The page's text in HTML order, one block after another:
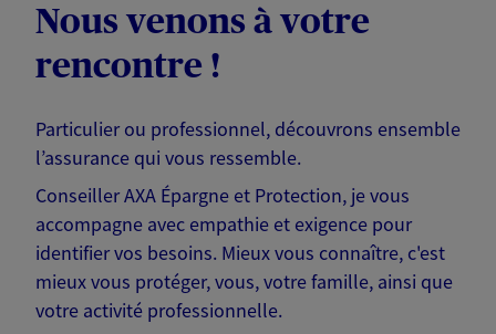
Nous venons à votre
rencontre !
Particulier ou professionnel, découvrons ensemble
l’assurance qui vous ressemble.
Conseiller AXA Épargne et Protection, je vous
accompagne avec empathie et exigence pour
identifier vos besoins. Mieux vous connaître, c'est
mieux vous protéger, vous, votre famille, ainsi que
votre activité professionnelle.